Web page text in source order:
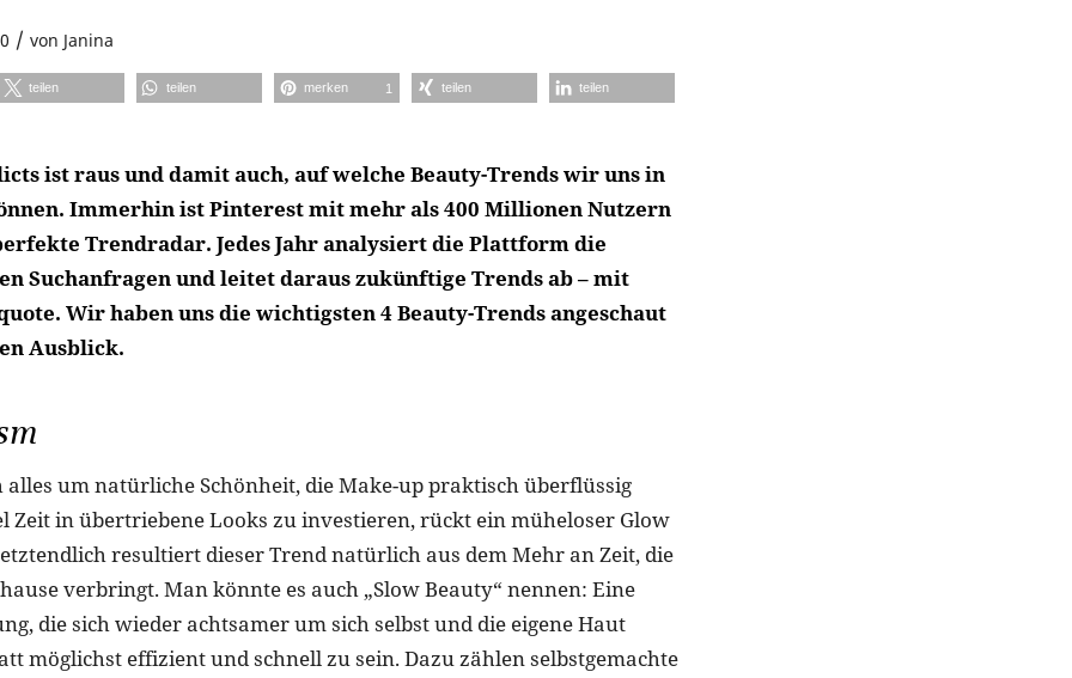
/ von Janina
teilen teilen merken 1 teilen teilen
ist raus und damit auch, auf welche Beauty-Trends wir uns in
Immerhin ist Pinterest mit mehr als 400 Millionen Nutzern
Trendradar. Jedes Jahr analysiert die Plattform die
Suchanfragen und leitet daraus zukünftige Trends ab – mit
Wir haben uns die wichtigsten 4 Beauty-Trends angeschaut
Ausblick.
alles um natürliche Schönheit, die Make-up praktisch überflüssig
Zeit in übertriebene Looks zu investieren, rückt ein müheloser Glow
resultiert dieser Trend natürlich aus dem Mehr an Zeit, die
verbringt. Man könnte es auch „Slow Beauty“ nennen: Eine
die sich wieder achtsamer um sich selbst und die eigene Haut
möglichst effizient und schnell zu sein. Dazu zählen selbstgemachte